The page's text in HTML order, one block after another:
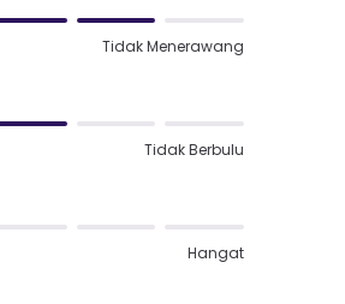
Tidak Menerawang
Tidak Berbulu
Hangat